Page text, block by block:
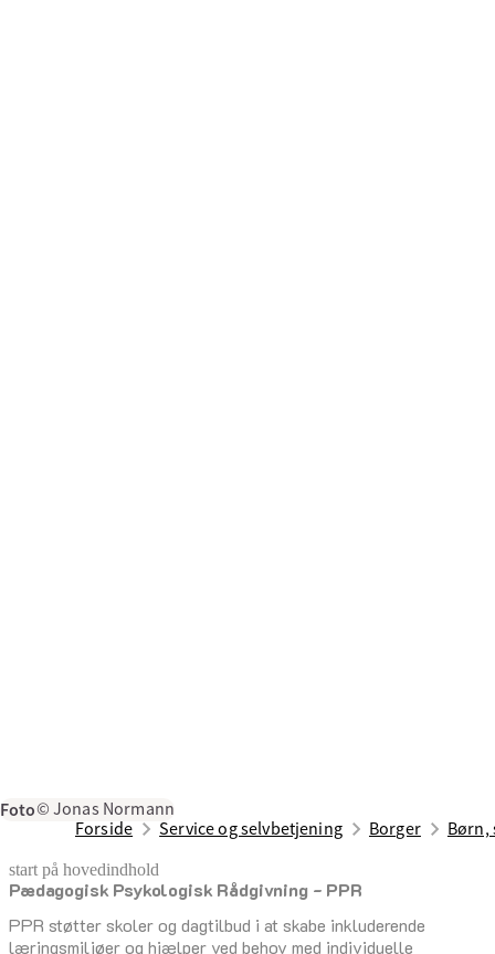
Foto© Jonas Normann
Forside
Service og selvbetjening Borger Børn,
start på hovedindhold
Pædagogisk Psykologisk Rådgivning - PPR
PPR støtter skoler og dagtilbud i at skabe inkluderende
læringsmiljøer og hjælper ved behov med individuelle
senest opdateret 26. juni 2026